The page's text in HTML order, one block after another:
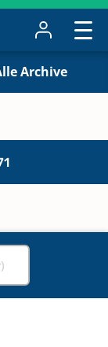
Archive